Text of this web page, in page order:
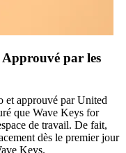
par les
et approuvé par United
que Wave Keys for
de travail. De fait,
dès le premier jour
Keys.